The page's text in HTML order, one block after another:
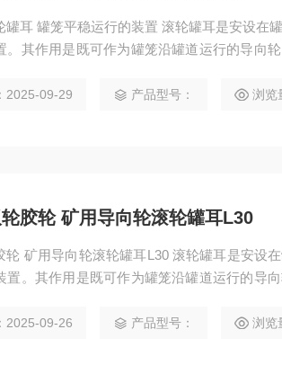
沿刚性组合罐道上下
。其作用是既可作为罐笼沿罐道运行的导向
多种罐笼配件
2025-09-29 产品型号： 浏览
胶轮 矿用导向轮滚轮罐耳L30
组合罐道上
置。其作用是既可作为罐笼沿罐道运行的导
圈 多种罐笼配件
2025-09-26 产品型号： 浏览